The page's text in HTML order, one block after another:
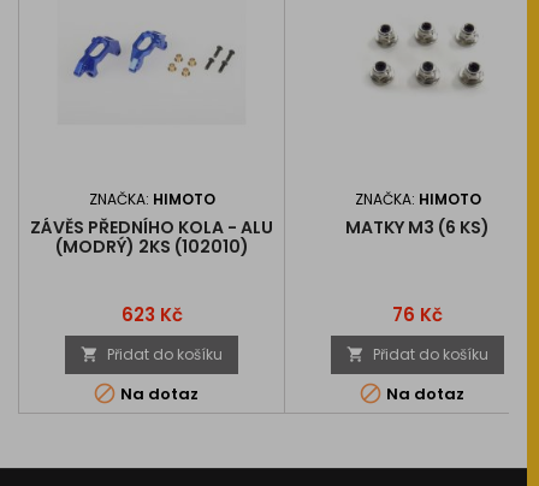
ZNAČKA: HIMOTO
ZÁVĚS PŘEDNÍHO KOLA - ALU
(MODRÝ) 2KS (102010)
Cena
623 Kč
 Přidat do košíku
 Na dotaz
ZNAČKA: HIMOTO
MATKY M3 (6 KS)
Cena
76 Kč
 Přidat do košíku
 Na dotaz